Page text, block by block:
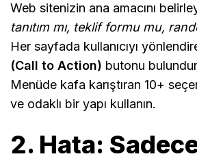
Web sitenizin ana amacını
tanıtım mı, teklif formu mu,
Her sayfada kullanıcıyı
(Call to Action) butonu
Menüde kafa karıştıran 10+
ve odaklı bir yapı kullanın.
2. Hata: